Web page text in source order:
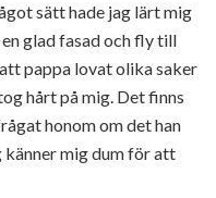
sätt hade jag lärt mig
glad fasad och fly till
pappa lovat olika saker
hårt på mig. Det finns
honom om det han
känner mig dum för att